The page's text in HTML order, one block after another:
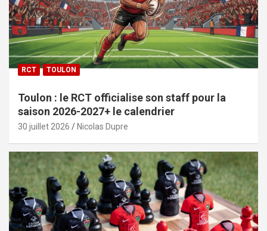
RCT TOULON
Toulon : le RCT officialise son staff pour la
saison 2026-2027+ le calendrier
30 juillet 2026 Nicolas Dupre